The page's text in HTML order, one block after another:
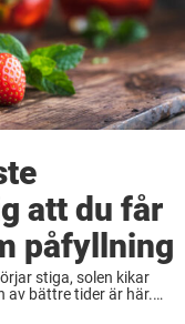
att du får
påfyllning
stiga, solen kikar
av bättre tider är här.